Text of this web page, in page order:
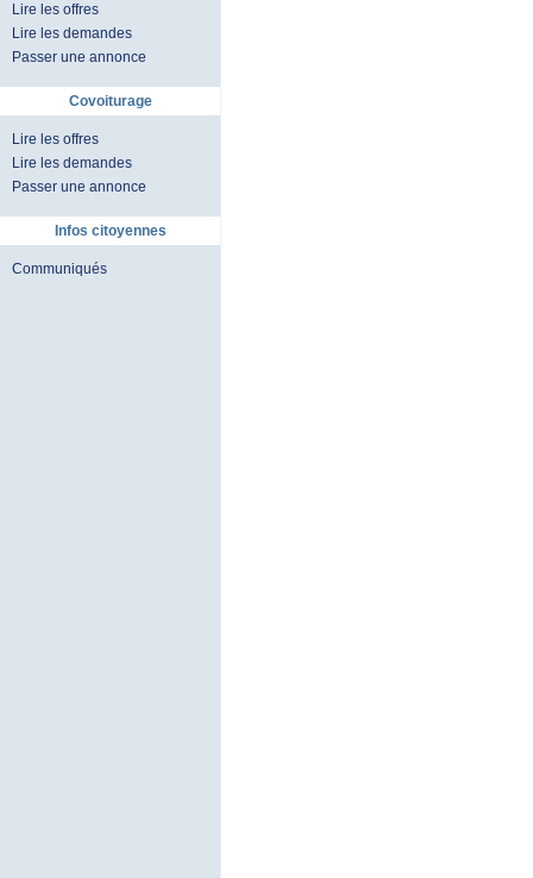
Lire les offres
Lire les demandes
Passer une annonce
Covoiturage
Lire les offres
Lire les demandes
Passer une annonce
Infos citoyennes
Communiqués